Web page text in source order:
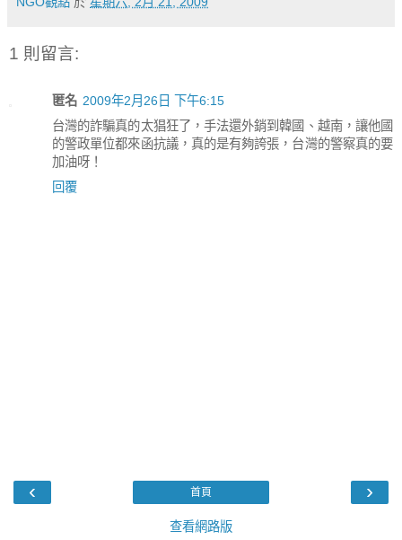
1 則留言:
匿名 2009年2月26日 下午6:15
台灣的詐騙真的太猖狂了，手法還外銷到韓國、越南，讓他國
的警政單位都來函抗議，真的是有夠誇張，台灣的警察真的要
加油呀！
回覆
‹ ›
首頁
查看網路版